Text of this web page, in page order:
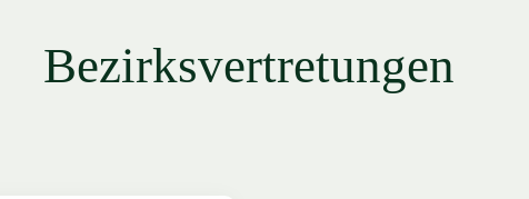
Bezirksvertretungen